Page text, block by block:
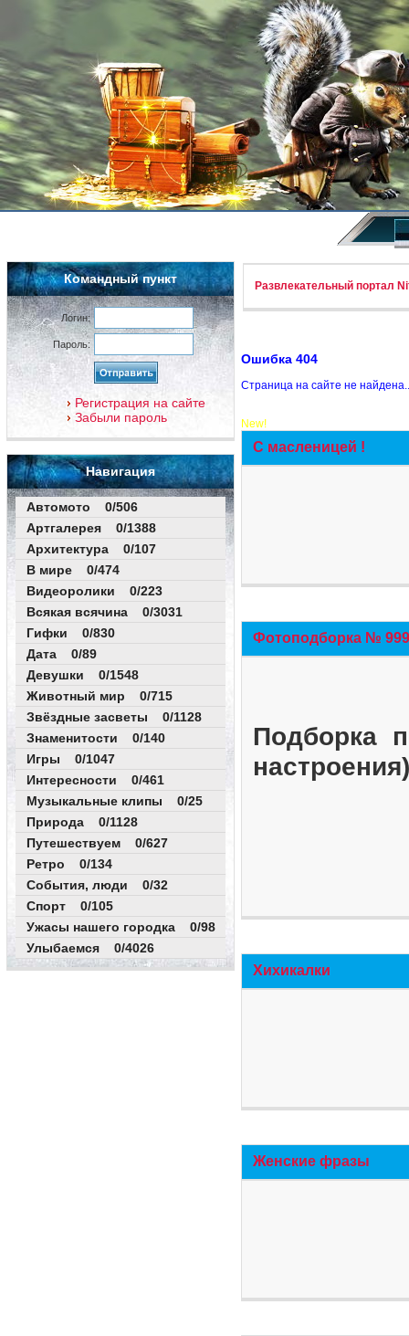
Командный пункт
Логин:
Пароль:
Регистрация на сайте
Забыли пароль
Навигация
Автомото 0/506
Артгалерея 0/1388
Архитектура 0/107
В мире 0/474
Видеоролики 0/223
Всякая всячина 0/3031
Гифки 0/830
Дата 0/89
Девушки 0/1548
Животный мир 0/715
Звёздные засветы 0/1128
Знаменитости 0/140
Игры 0/1047
Интересности 0/461
Музыкальные клипы 0/25
Природа 0/1128
Путешествуем 0/627
Ретро 0/134
События, люди 0/32
Спорт 0/105
Ужасы нашего городка 0/98
Улыбаемся 0/4026
Развлекательный портал
Ошибка 404
Страница на сайте не
New!
С масленицей !
Фотоподборка №
Подборка
Хихикалки
Женские фразы